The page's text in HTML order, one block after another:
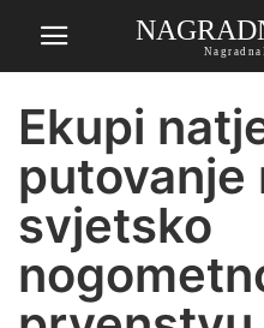
Ekupi
putovanje
svjetsko